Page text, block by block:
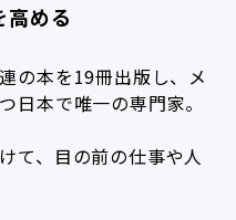
高める
の本を19冊出版し、メ
日本で唯一の専門家。
て、目の前の仕事や人